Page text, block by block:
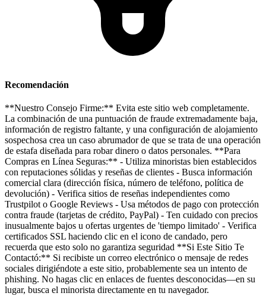
Recomendación
**Nuestro Consejo Firme:** Evita este sitio web completamente.
La combinación de una puntuación de fraude extremadamente baja,
información de registro faltante, y una configuración de alojamiento
sospechosa crea un caso abrumador de que se trata de una operación
de estafa diseñada para robar dinero o datos personales. **Para
Compras en Línea Seguras:** - Utiliza minoristas bien establecidos
con reputaciones sólidas y reseñas de clientes - Busca información
comercial clara (dirección física, número de teléfono, política de
devolución) - Verifica sitios de reseñas independientes como
Trustpilot o Google Reviews - Usa métodos de pago con protección
contra fraude (tarjetas de crédito, PayPal) - Ten cuidado con precios
inusualmente bajos u ofertas urgentes de 'tiempo limitado' - Verifica
certificados SSL haciendo clic en el icono de candado, pero
recuerda que esto solo no garantiza seguridad **Si Este Sitio Te
Contactó:** Si recibiste un correo electrónico o mensaje de redes
sociales dirigiéndote a este sitio, probablemente sea un intento de
phishing. No hagas clic en enlaces de fuentes desconocidas—en su
lugar, busca el minorista directamente en tu navegador.